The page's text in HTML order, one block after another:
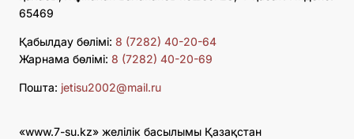
65469
Қабылдау бөлімі: 8 (7282) 40-20-64
Жарнама бөлімі: 8 (7282) 40-20-69
Пошта: jetisu2002@mail.ru
«www.7-su.kz» желілік басылымы Қазақстан